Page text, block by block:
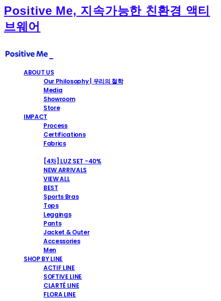
Positive Me, 지속가능한 친환경 액티
브웨어
ABOUT US
Our Philosophy | 우리의 철학
Media
Showroom
Store
IMPACT
Process
Certifications
Fabrics
[4차] LUZ SET -40%
NEW ARRIVALS
VIEW ALL
BEST
Sports Bras
Tops
Leggings
Pants
Jacket & Outer
Accessories
Men
SHOP BY LINE
ACTIF LINE
SOFTIVE LINE
CLARTÉ LINE
FLORA LINE